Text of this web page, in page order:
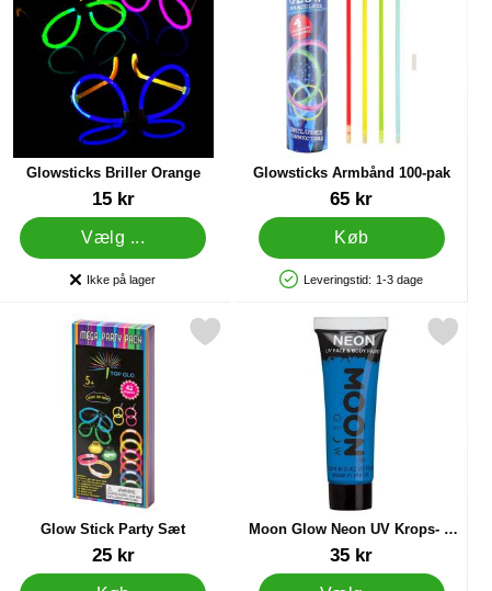
Glowsticks Briller Orange
15 kr
Vælg ...
Produkttilgængelighed:
Ikke på lager
Glowsticks Armbånd 100-pak
65 kr
Køb
Produkttilgængelighed: På lager
Leveringstid: 1-3 dage
som favorit
Glow Stick Party Sæt
25 kr
Markér glow Stick Party Sæt som favorit
Moon Glow Neon UV Krops- &
Ansigtsfarve Intensiv Blå
35 kr
Markér moon Glow Neon UV Krops- &